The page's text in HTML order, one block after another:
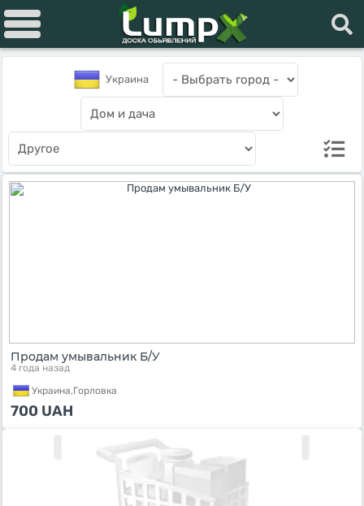
Украина
Продам умывальник Б/У
4 года назад
Украина,Горловка
700 UAH